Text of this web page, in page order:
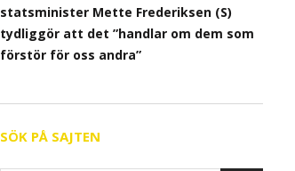
statsminister Mette Frederiksen (S)
tydliggör att det ”handlar om dem som
förstör för oss andra”
SÖK PÅ SAJTEN